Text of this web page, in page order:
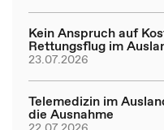
Kein Anspruch auf
Rettungsflug im
23.07.2026
Telemedizin im
die Ausnahme